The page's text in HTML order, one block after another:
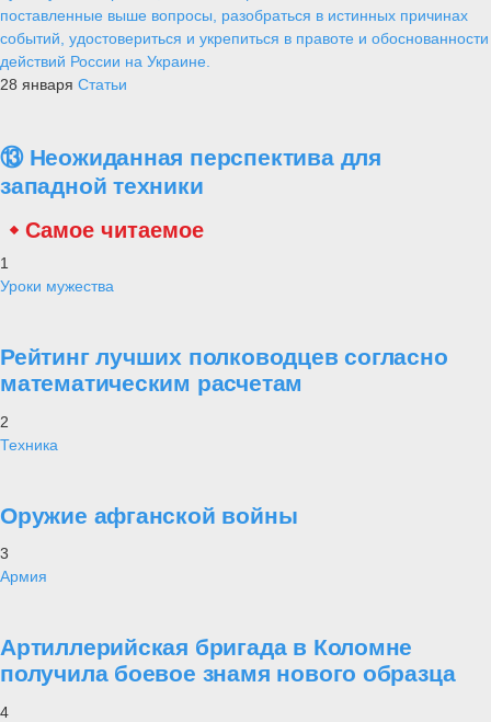
поставленные выше вопросы, разобраться в истинных причинах
событий, удостовериться и укрепиться в правоте и обоснованности
действий России на Украине.
28 января Статьи
⑬ Неожиданная перспектива для
западной техники
Самое читаемое
1
Уроки мужества
Рейтинг лучших полководцев согласно
математическим расчетам
2
Техника
Оружие афганской войны
3
Армия
Артиллерийская бригада в Коломне
получила боевое знамя нового образца
4